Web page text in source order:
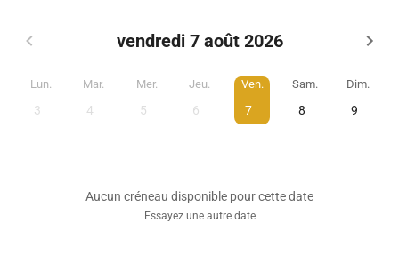
vendredi 7 août 2026
Lun.
3
Mar.
4
Mer.
5
Jeu.
6
Ven.
7
Sam.
8
Dim.
9
Aucun créneau disponible pour cette date
Essayez une autre date